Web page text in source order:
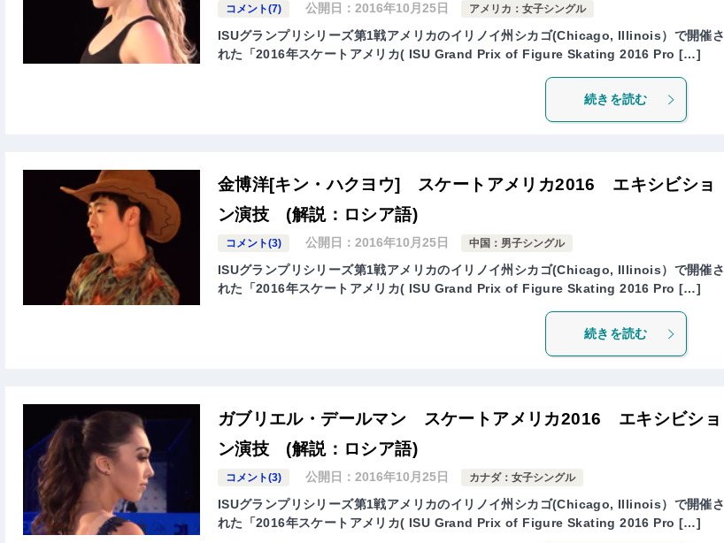
コメント(7) 公開日：2016年10月25日 アメリカ：女子シングル
ISUグランプリシリーズ第1戦アメリカのイリノイ州シカゴ(Chicago, Illinois）で開催さ
れた「2016年スケートアメリカ( ISU Grand Prix of Figure Skating 2016 Pro […]
続きを読む
金博洋[キン・ハクヨウ] スケートアメリカ2016 エキシビショ
ン演技 (解説：ロシア語)
コメント(3) 公開日：2016年10月25日 中国：男子シングル
ISUグランプリシリーズ第1戦アメリカのイリノイ州シカゴ(Chicago, Illinois）で開催さ
れた「2016年スケートアメリカ( ISU Grand Prix of Figure Skating 2016 Pro […]
続きを読む
ガブリエル・デールマン スケートアメリカ2016 エキシビショ
ン演技 (解説：ロシア語)
コメント(3) 公開日：2016年10月25日 カナダ：女子シングル
ISUグランプリシリーズ第1戦アメリカのイリノイ州シカゴ(Chicago, Illinois）で開催さ
れた「2016年スケートアメリカ( ISU Grand Prix of Figure Skating 2016 Pro […]